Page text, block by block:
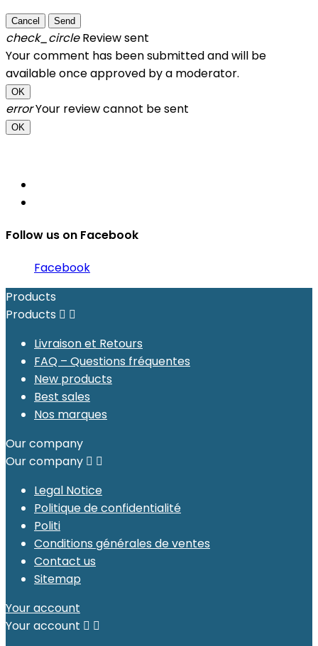
Cancel Send
check_circleReview sent
Your comment has been submitted and will be
available once approved by a moderator.
OK
errorYour review cannot be sent
OK
Follow us on Facebook
Facebook
Products
Products  
Livraison et Retours
FAQ – Questions fréquentes
New products
Best sales
Nos marques
Our company
Our company  
Legal Notice
Politique de confidentialité
Politi
Conditions générales de ventes
Contact us
Sitemap
Your account
Your account  